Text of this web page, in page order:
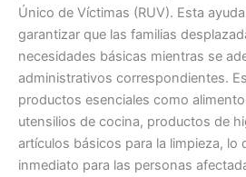
Único de Víctimas (RUV). Esta
garantizar que las familias
necesidades básicas mientras se
administrativos correspondientes.
productos esenciales como
utensilios de cocina, productos de
artículos básicos para la limpieza, lo
inmediato para las personas